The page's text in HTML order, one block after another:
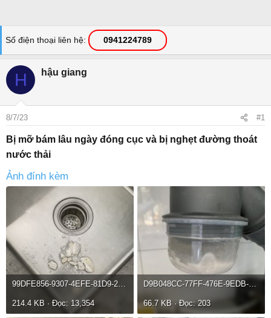
Số điện thoại liên hệ 0941224789
H hậu giang
8/7/23 #1
Bị mỡ bám lâu ngày đóng cục và bị nghẹt đường thoát
nước thải
Ảnh đính kèm
99DFE856-9307-4EFE-81D9-21CF3CAA179D.jpeg
214.4 KB · Đọc: 13,354
D9B048CC-77FF-476E-9EDB-FC3DDBA0ECFD.jpeg
66.7 KB · Đọc: 203